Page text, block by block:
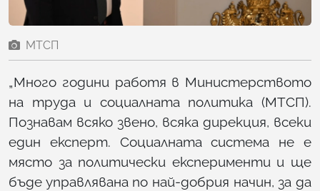
МТСП
„Много години работя в Министерството
на труда и социалната политика (МТСП).
Познавам всяко звено, всяка дирекция, всеки
един експерт. Социалната система не е
място за политически експерименти и ще
бъде управлявана по най-добрия начин, за да